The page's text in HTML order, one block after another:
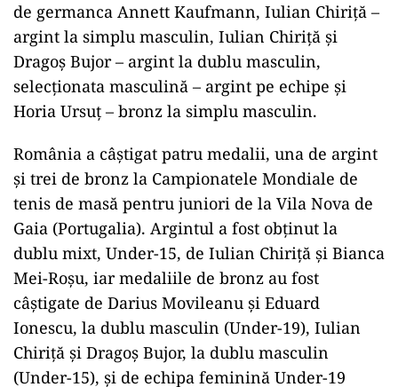
de germanca Annett Kaufmann, Iulian Chiriţă –
argint la simplu masculin, Iulian Chiriţă şi
Dragoş Bujor – argint la dublu masculin,
selecţionata masculină – argint pe echipe şi
Horia Ursuţ – bronz la simplu masculin.
România a câştigat patru medalii, una de argint
şi trei de bronz la Campionatele Mondiale de
tenis de masă pentru juniori de la Vila Nova de
Gaia (Portugalia). Argintul a fost obţinut la
dublu mixt, Under-15, de Iulian Chiriţă şi Bianca
Mei-Roşu, iar medaliile de bronz au fost
câştigate de Darius Movileanu şi Eduard
Ionescu, la dublu masculin (Under-19), Iulian
Chiriţă şi Dragoş Bujor, la dublu masculin
(Under-15), şi de echipa feminină Under-19